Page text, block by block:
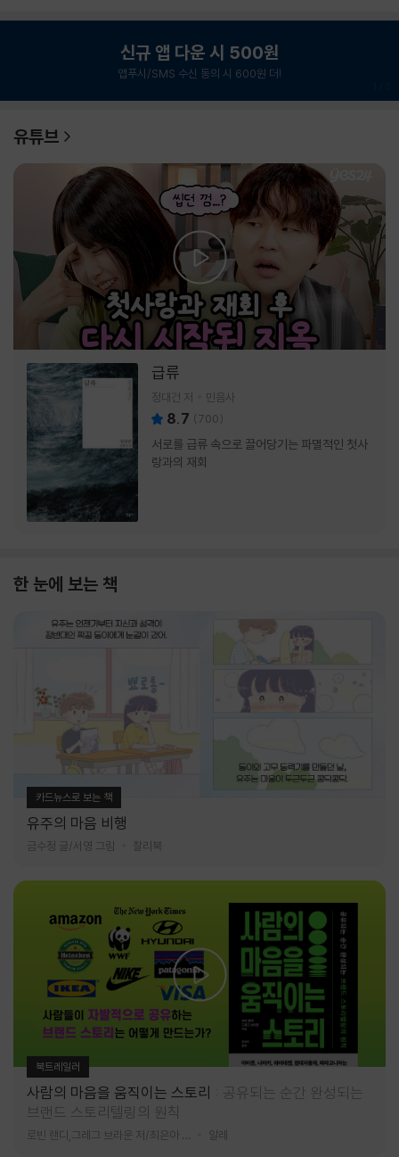
신규 앱 다운 시 500원
앱푸시/SMS 수신 동의 시 600원 더!
유튜브
급류
정대건 저 민음사
8.7 (700)
서로를 급류 속으로 끌어당기는 파멸적인 첫사
랑과의 재회
한 눈에 보는 책
카드뉴스로 보는 책
유주의 마음 비행
금수정 글/서영 그림 찰리북
북트레일러
사람의 마음을 움직이는 스토리
공유되는 순간 완성되는
브랜드 스토리텔링의 원칙
알레